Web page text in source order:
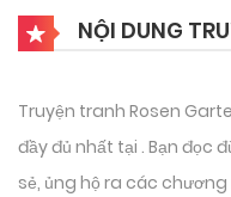
NỘI DUNG
Truyện tranh Rosen
đầy đủ nhất tại . Bạn đọc
sẻ, ủng hộ ra các